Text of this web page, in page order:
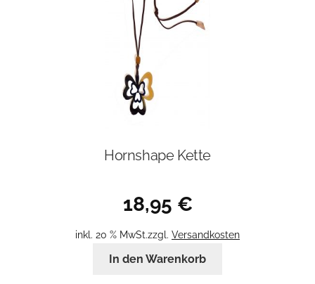
Hornshape Kette
18,95 €
inkl. 20 % MwSt.zzgl. Versandkosten
In den Warenkorb